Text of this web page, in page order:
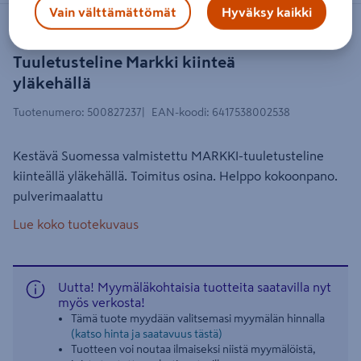
Tuuletusteline Markki kiinteä
yläkehällä
NO BRAND
Tuotenumero: 500827237 EAN-koodi: 6417538002538
Kestävä Suomessa valmistettu MARKKI-tuuletusteline
kiinteällä yläkehällä. Toimitus osina. Helppo kokoonpano.
pulverimaalattu
Lue koko tuotekuvaus
Uutta! Myymäläkohtaisia tuotteita saatavilla nyt
myös verkosta!
Tämä tuote myydään valitsemasi myymälän hinnalla
(katso hinta ja saatavuus tästä)
Tuotteen voi noutaa ilmaiseksi niistä myymälöistä,
Vain välttämättömät Hyväksy kaikki